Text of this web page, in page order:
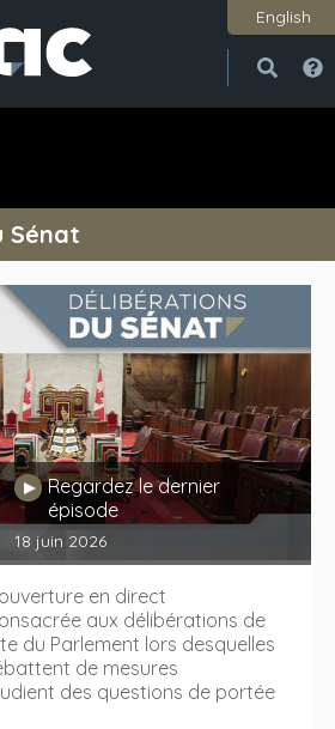
English
Sénat
JouerRegardez le dernier
épisode
18 juin 2026
en direct
aux délibérations de
du Parlement lors desquelles
de mesures
des questions de portée